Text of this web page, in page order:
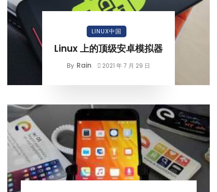
LINUX中国
Linux 上的顶级安卓模拟器
By Rain 2021 年 7 月 29 日